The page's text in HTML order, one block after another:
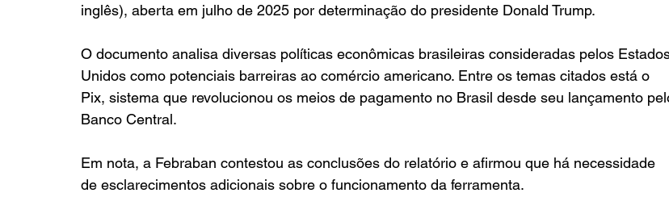
inglês), aberta em julho de 2025 por determinação do presidente Donald Trump.
O documento analisa diversas políticas econômicas brasileiras consideradas pelos
Unidos como potenciais barreiras ao comércio americano. Entre os temas citados está o
Pix, sistema que revolucionou os meios de pagamento no Brasil desde seu lançamento
Banco Central.
Em nota, a Febraban contestou as conclusões do relatório e afirmou que há necessidade
de esclarecimentos adicionais sobre o funcionamento da ferramenta.